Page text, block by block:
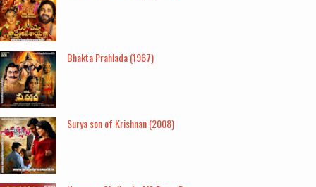
Bhakta Prahlada (1967)
Surya son of Krishnan (2008)